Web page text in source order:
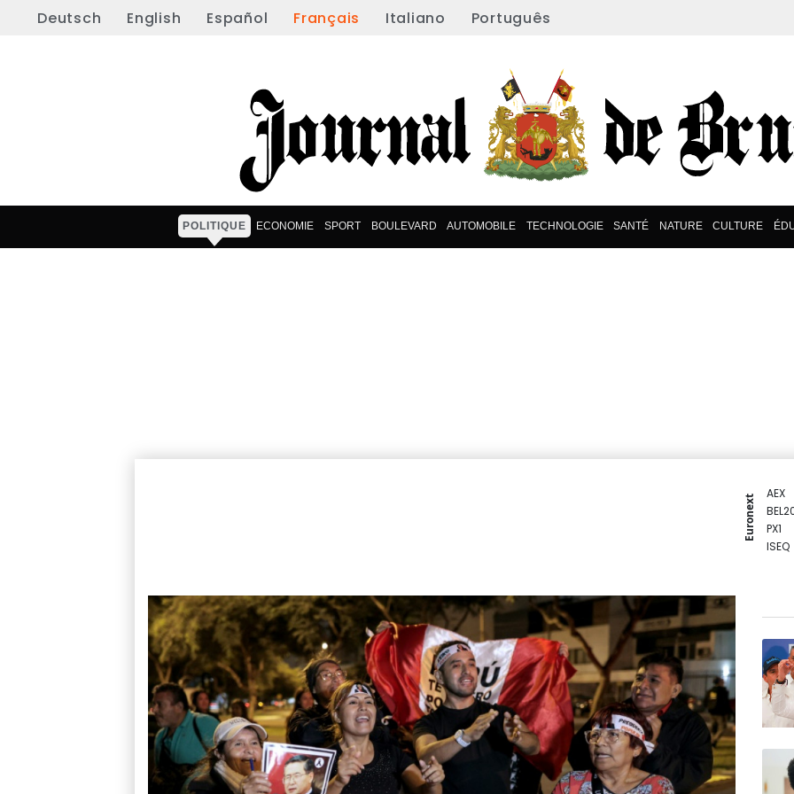
Deutsch English Español Français Italiano Português
POLITIQUE ECONOMIE SPORT BOULEVARD AUTOMOBILE TECHNOLOGIE SANTÉ NATURE CULTURE
Euronext
AEX
PX1
ISEQ